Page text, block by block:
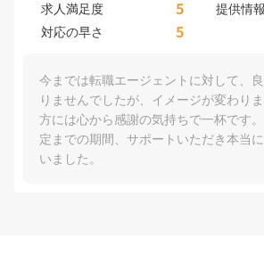
求人満足度 5 提供情
対応の早さ 5
今までは転職エージェントに対して、
りませんでしたが、イメージが変わり
方には心から感謝の気持ちで一杯です
定までの期間、サポートいただき本当
いました。